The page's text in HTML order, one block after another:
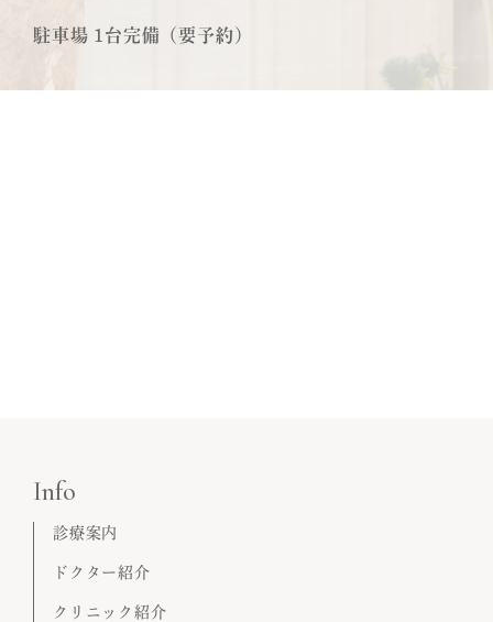
駐車場 1台完備（要予約）
Info
診療案内
ドクター紹介
クリニック紹介